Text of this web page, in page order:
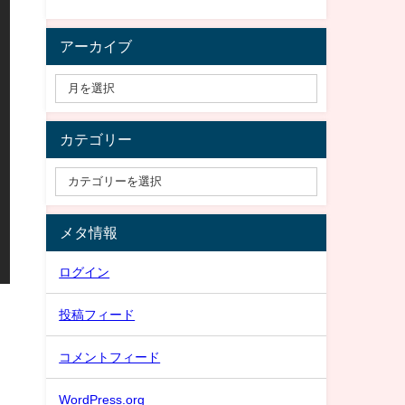
アーカイブ
カテゴリー
メタ情報
ログイン
投稿フィード
コメントフィード
WordPress.org